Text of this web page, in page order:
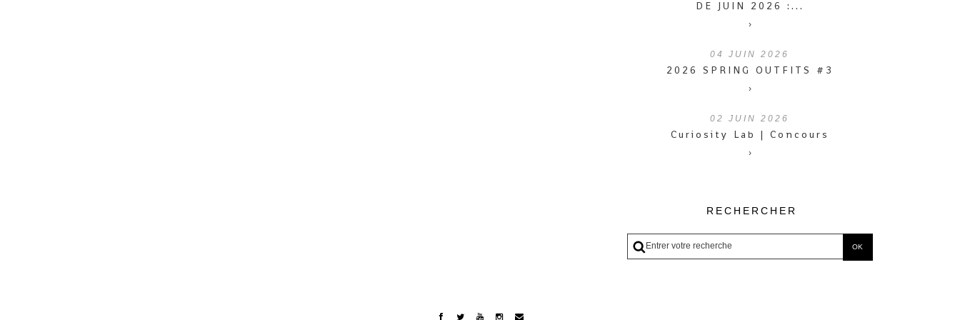
DE JUIN 2026 :...
›
04 JUIN 2026
2026 SPRING OUTFITS #3
›
02 JUIN 2026
Curiosity Lab | Concours
›
RECHERCHER